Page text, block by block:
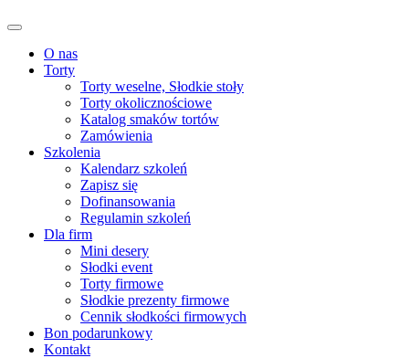
O nas
Torty
Torty weselne, Słodkie stoły
Torty okolicznościowe
Katalog smaków tortów
Zamówienia
Szkolenia
Kalendarz szkoleń
Zapisz się
Dofinansowania
Regulamin szkoleń
Dla firm
Mini desery
Słodki event
Torty firmowe
Słodkie prezenty firmowe
Cennik słodkości firmowych
Bon podarunkowy
Kontakt